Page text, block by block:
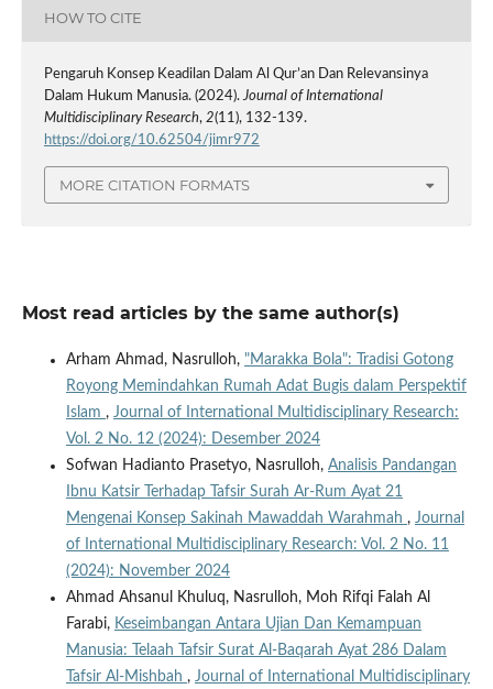
HOW TO CITE
Pengaruh Konsep Keadilan Dalam Al Qur’an Dan Relevansinya
Dalam Hukum Manusia. (2024).Journal of International
Multidisciplinary Research, 2(11), 132-139.
https://doi.org/10.62504/jimr972
MORE CITATION FORMATS
Most read articles by the same author(s)
Arham Ahmad, Nasrulloh, "Marakka Bola": Tradisi Gotong
Royong Memindahkan Rumah Adat Bugis dalam Perspektif
Islam , Journal of International Multidisciplinary Research:
Vol. 2 No. 12 (2024): Desember 2024
Sofwan Hadianto Prasetyo, Nasrulloh, Analisis Pandangan
Ibnu Katsir Terhadap Tafsir Surah Ar-Rum Ayat 21
Mengenai Konsep Sakinah Mawaddah Warahmah , Journal
of International Multidisciplinary Research: Vol. 2 No. 11
(2024): November 2024
Ahmad Ahsanul Khuluq, Nasrulloh, Moh Rifqi Falah Al
Farabi, Keseimbangan Antara Ujian Dan Kemampuan
Manusia: Telaah Tafsir Surat Al-Baqarah Ayat 286 Dalam
Tafsir Al-Mishbah , Journal of International Multidisciplinary